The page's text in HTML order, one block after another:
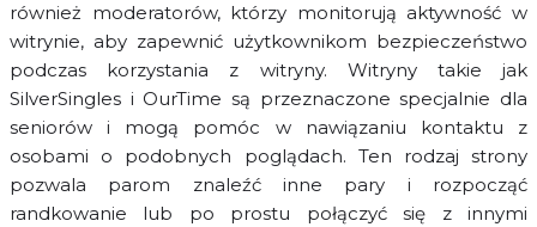
również moderatorów, którzy monitorują aktywność w
witrynie, aby zapewnić użytkownikom bezpieczeństwo
podczas korzystania z witryny. Witryny takie jak
SilverSingles i OurTime są przeznaczone specjalnie dla
seniorów i mogą pomóc w nawiązaniu kontaktu z
osobami o podobnych poglądach. Ten rodzaj strony
pozwala parom znaleźć inne pary i rozpocząć
randkowanie lub po prostu połączyć się z innymi